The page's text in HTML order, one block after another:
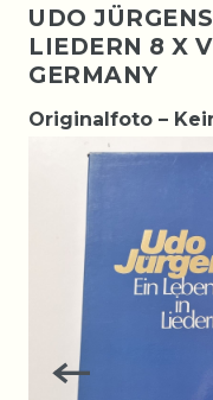
UDO
LIEDERN 8 X
GERMANY
Originalfoto –